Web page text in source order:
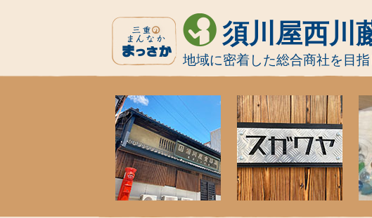
須川屋西川
地域に密着した総合商社を目